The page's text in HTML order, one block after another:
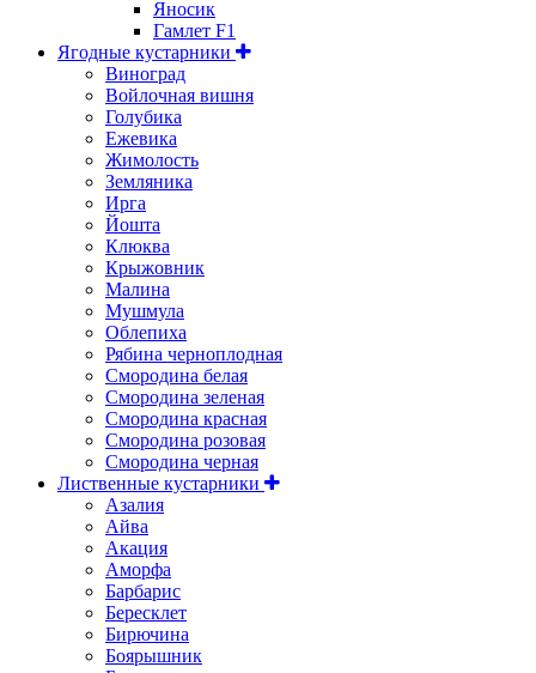
Яносик
Гамлет F1
Ягодные кустарники
Виноград
Войлочная вишня
Голубика
Ежевика
Жимолость
Земляника
Ирга
Йошта
Клюква
Крыжовник
Малина
Мушмула
Облепиха
Рябина черноплодная
Смородина белая
Смородина зеленая
Смородина красная
Смородина розовая
Смородина черная
Лиственные кустарники
Азалия
Айва
Акация
Аморфа
Барбарис
Бересклет
Бирючина
Боярышник